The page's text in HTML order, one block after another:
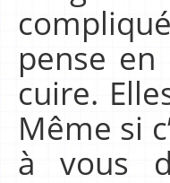
pense
cuire.
Même si
à vous